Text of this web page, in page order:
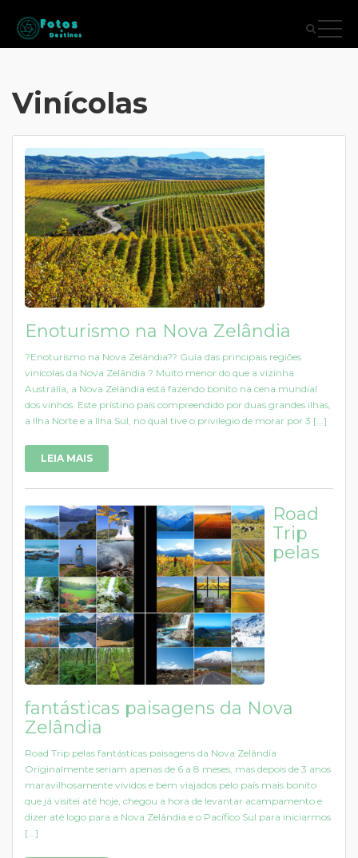
Vinícolas
Enoturismo na Nova Zelândia
?Enoturismo na Nova Zelândia?? Guia das principais regiões
vinícolas da Nova Zelândia ? Muito menor do que a vizinha
Austrália, a Nova Zelândia está fazendo bonito na cena mundial
dos vinhos. Este prístino país compreendido por duas grandes ilhas,
a Ilha Norte e a Ilha Sul, no qual tive o privilegio de morar por 3 [...]
LEIA MAIS
Road
Trip
pelas
fantásticas paisagens da Nova
Zelândia
Road Trip pelas fantásticas paisagens da Nova Zelândia
Originalmente seriam apenas de 6 a 8 meses, mas depois de 3 anos
maravilhosamente vividos e bem viajados pelo país mais bonito
que já visitei até hoje, chegou a hora de levantar acampamento e
dizer até logo para a Nova Zelândia e o Pacífico Sul para iniciarmos
[...]